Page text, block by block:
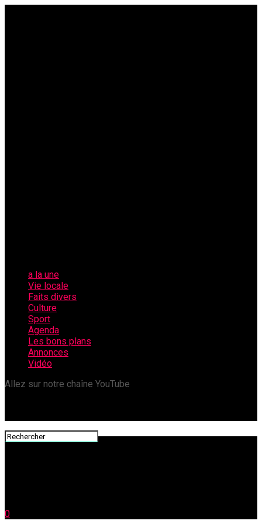
a la une
Vie locale
Faits divers
Culture
Sport
Agenda
Les bons plans
Annonces
Vidéo
Allez sur notre chaîne YouTube
0